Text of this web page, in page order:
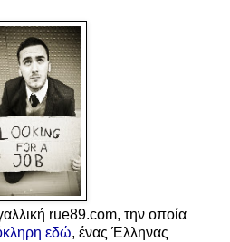
rue89.com, την οποία
εδώ, ένας Έλληνας